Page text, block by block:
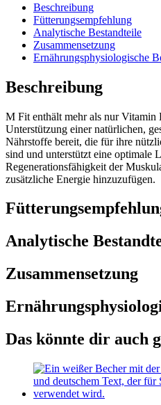
Beschreibung
Fütterungsempfehlung
Analytische Bestandteile
Zusammensetzung
Ernährungsphysiologische
Beschreibung
M Fit enthält mehr als nur Vitamin
Unterstützung einer natürlichen,
Nährstoffe bereit, die für ihre
sind und unterstützt eine optimale
Regenerationsfähigkeit der
zusätzliche Energie hinzuzufügen.
Analytische
Zusammensetzung
Das könnte dir auch